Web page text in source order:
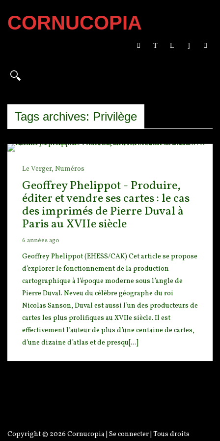
CORNUCOPIA
Tags archives: Privilège
Le Verger, Numéros
Geoffrey Phelippot - Produire,
éditer et vendre ses cartes : le cas
des imprimés de Pierre Duval à
Paris au XVIIe siècle
6 années ago
Geoffrey Phelippot (EHESS/CAK) Cet article se propose
d’explorer le fonctionnement de la production
cartographique à l’époque moderne sous l’angle de
Pierre Duval. Neveu du célèbre géographe du roi
Nicolas Sanson, Duval est aussi l’un des producteurs de
cartes les plus prolifiques au XVIIe siècle. Il est
effectivement l’auteur de plus d’une centaine de cartes,
d’une dizaine d’atlas et de presqu[...]
Copyright © 2026 Cornucopia Se connecter | Tous droits